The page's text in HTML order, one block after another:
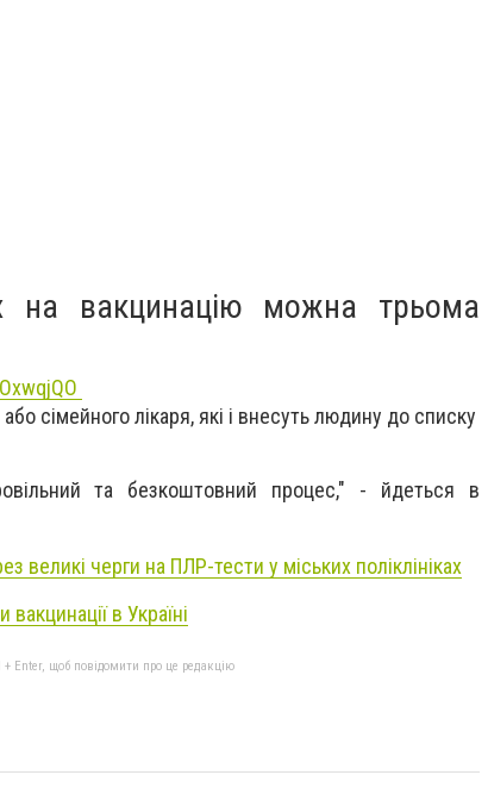
на вакцинацію можна трьома
сімейного лікаря, які і внесуть людину до списку
та безкоштовний процес," - йдеться в
великі черги на ПЛР-тести у міських поліклініках
в Україні
Enter, щоб повідомити про це редакцію